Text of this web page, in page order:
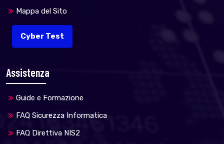
Mappa del Sito
Cyber Test
Assistenza
Guide e Formazione
FAQ Sicurezza Informatica
FAQ Direttiva NIS2